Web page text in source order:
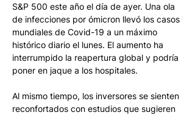
S&P 500 este año el día de ayer. Una ola
de infecciones por ómicron llevó los casos
mundiales de Covid-19 a un máximo
histórico diario el lunes. El aumento ha
interrumpido la reapertura global y podría
poner en jaque a los hospitales.
Al mismo tiempo, los inversores se sienten
reconfortados con estudios que sugieren